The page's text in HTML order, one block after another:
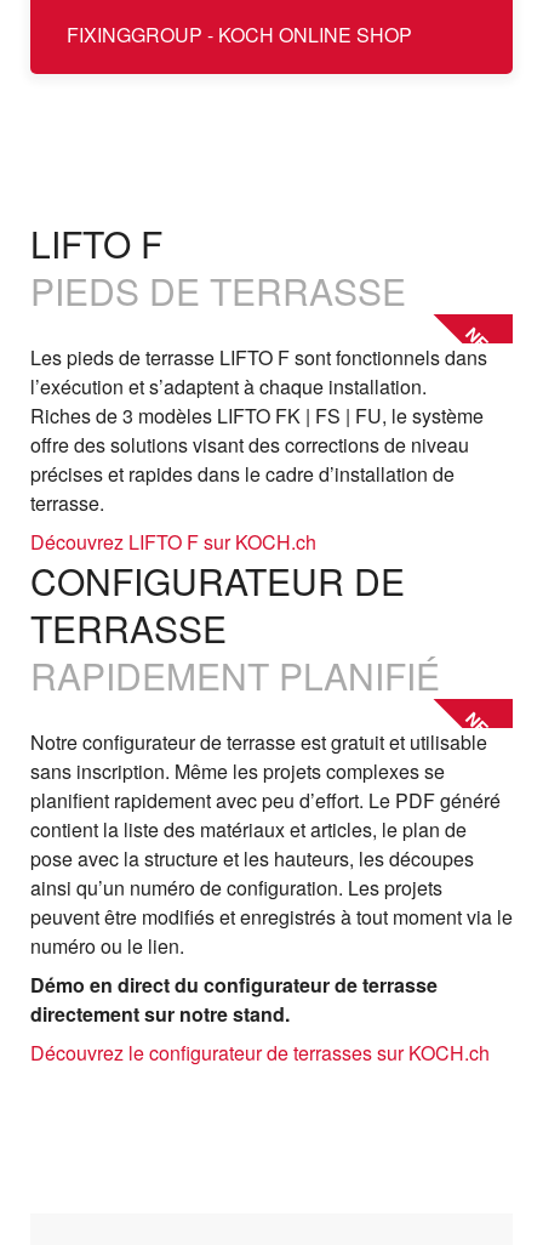
FIXINGGROUP - KOCH ONLINE SHOP
LIFTO F
PIEDS DE TERRASSE
NEW
Les pieds de terrasse LIFTO F sont fonctionnels dans
l’exécution et s’adaptent à chaque installation.
Riches de 3 modèles LIFTO FK | FS | FU, le système
offre des solutions visant des corrections de niveau
précises et rapides dans le cadre d’installation de
terrasse.
Découvrez LIFTO F sur KOCH.ch
CONFIGURATEUR DE
TERRASSE
RAPIDEMENT PLANIFIÉ
NEW
Notre configurateur de terrasse est gratuit et utilisable
sans inscription. Même les projets complexes se
planifient rapidement avec peu d’effort. Le PDF généré
contient la liste des matériaux et articles, le plan de
pose avec la structure et les hauteurs, les découpes
ainsi qu’un numéro de configuration. Les projets
peuvent être modifiés et enregistrés à tout moment via le
numéro ou le lien.
Démo en direct du configurateur de terrasse
directement sur notre stand.
Découvrez le configurateur de terrasses sur KOCH.ch